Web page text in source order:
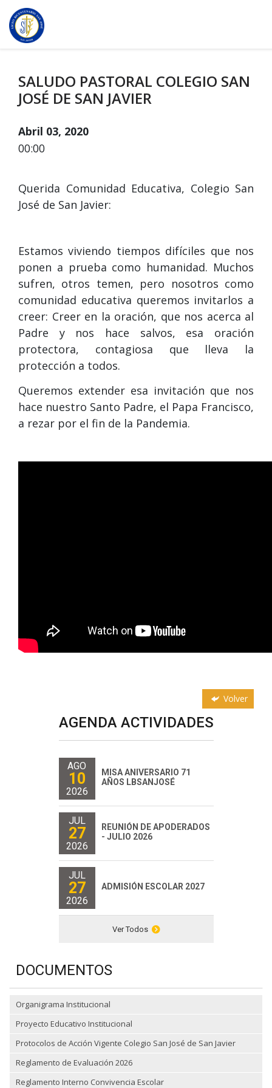
SALUDO PASTORAL COLEGIO SAN
JOSÉ DE SAN JAVIER
Abril 03, 2020
00:00
Querida Comunidad Educativa, Colegio San
José de San Javier:
Estamos viviendo tiempos difíciles que nos
ponen a prueba como humanidad. Muchos
sufren, otros temen, pero nosotros como
comunidad educativa queremos invitarlos a
creer: Creer en la oración, que nos acerca al
Padre y nos hace salvos, esa oración
protectora, contagiosa que lleva la
protección a todos.
Queremos extender esa invitación que nos
hace nuestro Santo Padre, el Papa Francisco,
a rezar por el fin de la Pandemia.
Volver
AGENDA ACTIVIDADES
AGO
10
2026
MISA ANIVERSARIO 71
AÑOS LBSANJOSÉ
JUL
27
2026
REUNIÓN DE APODERADOS
- JULIO 2026
JUL
27
2026
ADMISIÓN ESCOLAR 2027
Ver Todos
DOCUMENTOS
Organigrama Institucional
Proyecto Educativo Institucional
Protocolos de Acción Vigente Colegio San José de San Javier
Reglamento de Evaluación 2026
Reglamento Interno Convivencia Escolar